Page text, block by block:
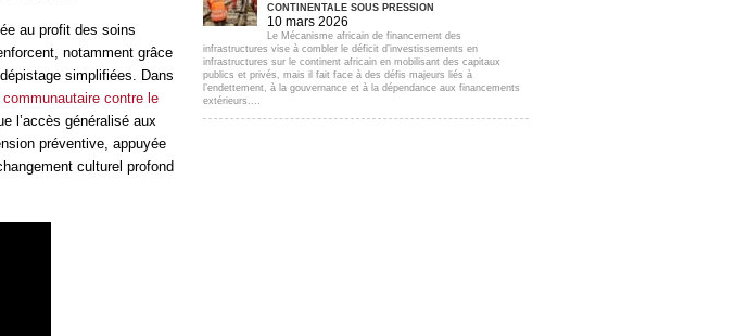
au profit des soins
notamment grâce
simplifiées. Dans
contre le
l’accès généralisé aux
préventive, appuyée
culturel profond
CONTINENTALE SOUS PRESSION
10 mars 2026
Le Mécanisme africain de financement des
infrastructures vise à combler le déficit d’investissements en
infrastructures sur le continent africain en mobilisant des capitaux
publics et privés, mais il fait face à des défis majeurs liés à
l’endettement, à la gouvernance et à la dépendance aux financements
extérieurs....